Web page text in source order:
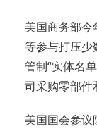
美国商务部
等参与打压少
管制“实体名
司采购零部件
美国国会参